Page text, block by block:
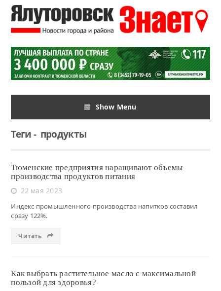
Show Menu
Теги-продукты
Тюменские предприятия наращивают объемы
производства продуктов питания
22 мая 2023
Индекс промышленного производства напитков составил
сразу 122%.
Читать
Как выбрать растительное масло с максимальной
пользой для здоровья?